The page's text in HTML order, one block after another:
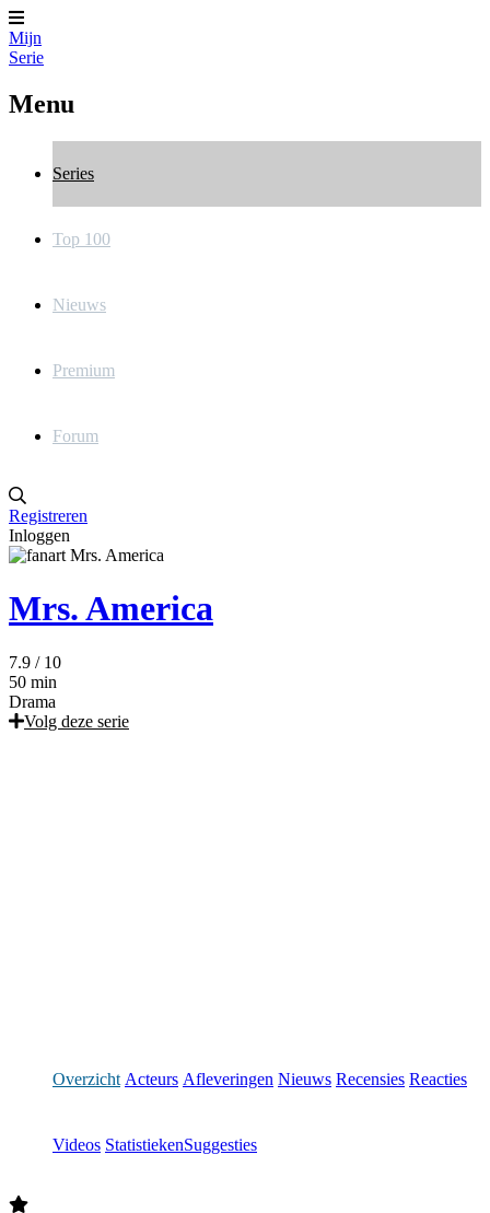
Mijn
Serie
Menu
Series
Top 100
Nieuws
Premium
Forum
Registreren
Inloggen
Mrs. America
7.9 / 10
50 min
Drama
Volg deze serie
Overzicht Acteurs Afleveringen Nieuws Recensies Reacties
Videos StatistiekenSuggesties